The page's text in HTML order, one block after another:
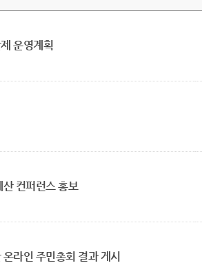
운영계획
컨퍼런스 홍보
라인 주민총회 결과 게시